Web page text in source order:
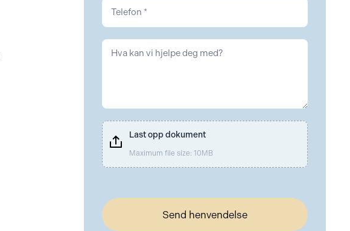
Last opp dokument
Maximum file size: 10MB
Send henvendelse